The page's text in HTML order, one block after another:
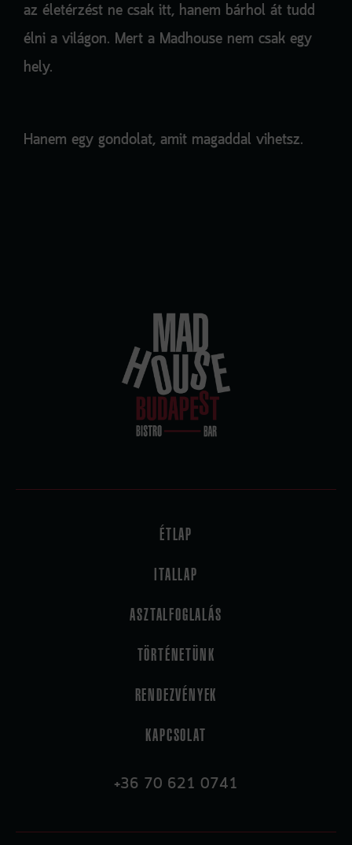
az életérzést ne csak itt, hanem bárhol át tudd
élni a világon. Mert a Madhouse nem csak egy
hely.
Hanem egy gondolat, amit magaddal vihetsz.
ÉTLAP
ITALLAP
ASZTALFOGLALÁS
TÖRTÉNETÜNK
RENDEZVÉNYEK
KAPCSOLAT
+36 70 621 0741